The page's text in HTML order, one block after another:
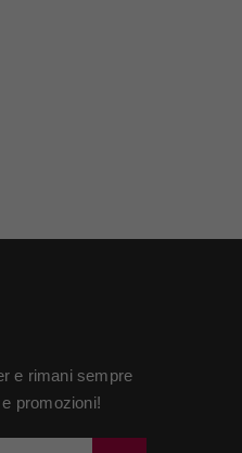
e rimani sempre
promozioni!